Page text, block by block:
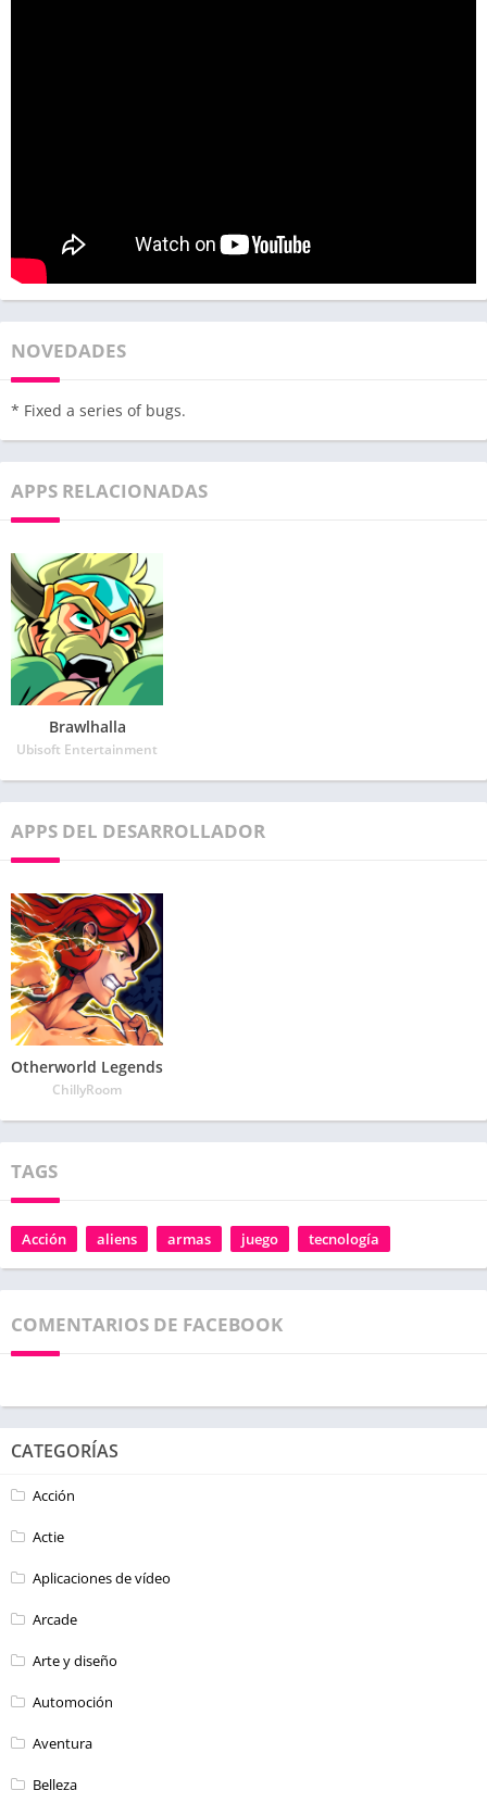
NOVEDADES
* Fixed a series of bugs.
APPS RELACIONADAS
Brawlhalla
Ubisoft Entertainment
APPS DEL DESARROLLADOR
Otherworld Legends
ChillyRoom
TAGS
Acción aliens armas juego tecnología
COMENTARIOS DE FACEBOOK
CATEGORÍAS
Acción
Actie
Aplicaciones de vídeo
Arcade
Arte y diseño
Automoción
Aventura
Belleza